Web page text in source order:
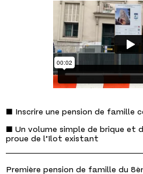
■ Inscrire une pension de famille
■ Un volume simple de brique et
proue de l’îlot existant
Première pension de famille du